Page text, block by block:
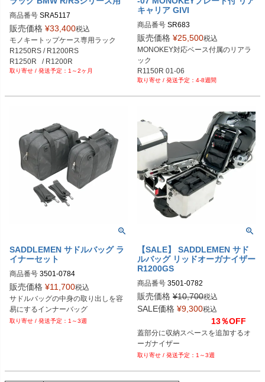
商品番号 SRA5117
販売価格 ¥33,400税込
モノキートップケース専用ラック
R1250RS / R1200RS
R1250R   / R1200R
1～2ヶ月
キャリア GIVI
商品番号 SR683
販売価格 ¥25,500税込
MONOKEY対応ベース付属のリアラ
ック
R1150R 01-06
R850R 03-07
4-8週間
SADDLEMEN サドルバッグ ラ
イナーセット
商品番号 3501-0784
販売価格 ¥11,700税込
サドルバッグの中身の取り出しを容
易にするインナーバッグ
1～3週
【SALE】 SADDLEMEN サド
ルバッグ リッドオーガナイザー
R1200GS
商品番号 3501-0782
販売価格 ¥10,700税込
SALE価格 ¥9,300税込
13％OFF
蓋部分に収納スペースを追加するオ
ーガナイザー
1～3週